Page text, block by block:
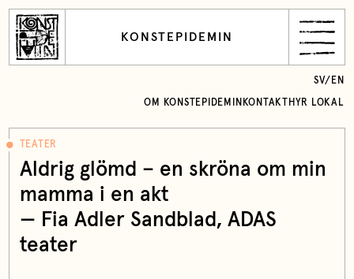
KONSTEPIDEMIN
OM KONSTEPIDEMIN KONTAKT HYR LOKAL
SV/ EN
TEATER
Aldrig glömd – en skröna om min
mamma i en akt
— Fia Adler Sandblad, ADAS
teater